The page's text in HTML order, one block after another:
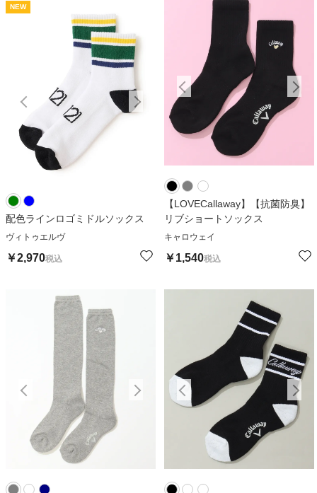
NEW
配色ラインロゴミドルソックス
ヴィトゥエルヴ
￥2,970税込
【LOVECallaway】【抗菌防臭】
リブショートソックス
キャロウェイ
￥1,540税込